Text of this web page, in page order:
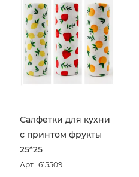
Салфетки для кухни
с принтом фрукты
25*25
Арт.: 615509